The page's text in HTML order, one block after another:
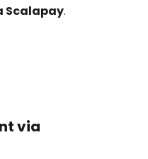
Scalapay.
via